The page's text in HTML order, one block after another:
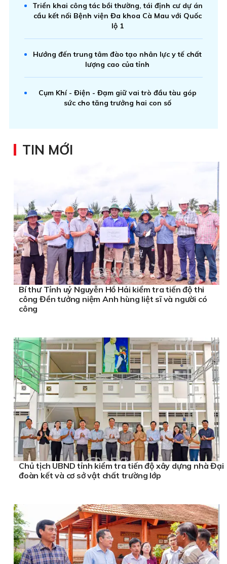
Triển khai công tác bồi thường, tái định cư dự án
cầu kết nối Bệnh viện Đa khoa Cà Mau với Quốc
lộ 1
Hướng đến trung tâm đào tạo nhân lực y tế chất
lượng cao của tỉnh
Cụm Khí - Điện - Đạm giữ vai trò đầu tàu góp
sức cho tăng trưởng hai con số
TIN MỚI
Bí thư Tỉnh uỷ Nguyễn Hồ Hải kiểm tra tiến độ thi
công Đền tưởng niệm Anh hùng liệt sĩ và người có
công
Chủ tịch UBND tỉnh kiểm tra tiến độ xây dựng nhà Đại
đoàn kết và cơ sở vật chất trường lớp